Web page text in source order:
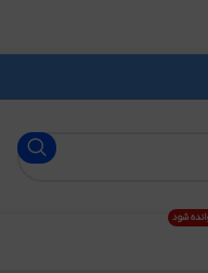
شود